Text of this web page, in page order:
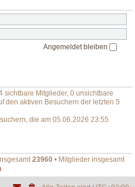
Angemeldet bleiben
sichtbare Mitglieder, 0 unsichtbare
den aktiven Besuchern der letzten 5
die am 05.06.2026 23:55
23960 • Mitglieder insgesamt